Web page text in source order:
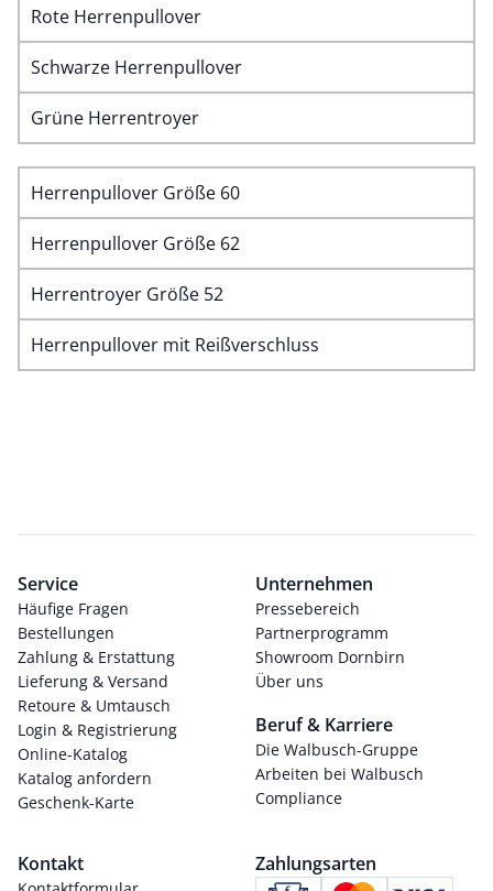
Rote Herrenpullover
Schwarze Herrenpullover
Grüne Herrentroyer
Herrenpullover Größe 60
Herrenpullover Größe 62
Herrentroyer Größe 52
Herrenpullover mit Reißverschluss
Service
Häufige Fragen
Bestellungen
Zahlung & Erstattung
Lieferung & Versand
Retoure & Umtausch
Login & Registrierung
Online-Katalog
Katalog anfordern
Geschenk-Karte
Unternehmen
Pressebereich
Partnerprogramm
Showroom Dornbirn
Über uns
Beruf & Karriere
Die Walbusch-Gruppe
Arbeiten bei Walbusch
Compliance
Kontakt Zahlungsarten